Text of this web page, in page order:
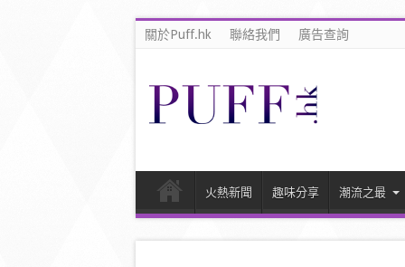
關於Puff.hk 聯絡我們 廣告查詢
火熱新聞 趣味分享 潮流之最